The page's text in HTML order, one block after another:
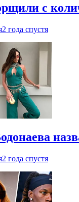
с
2 года спустя
2 года спустя